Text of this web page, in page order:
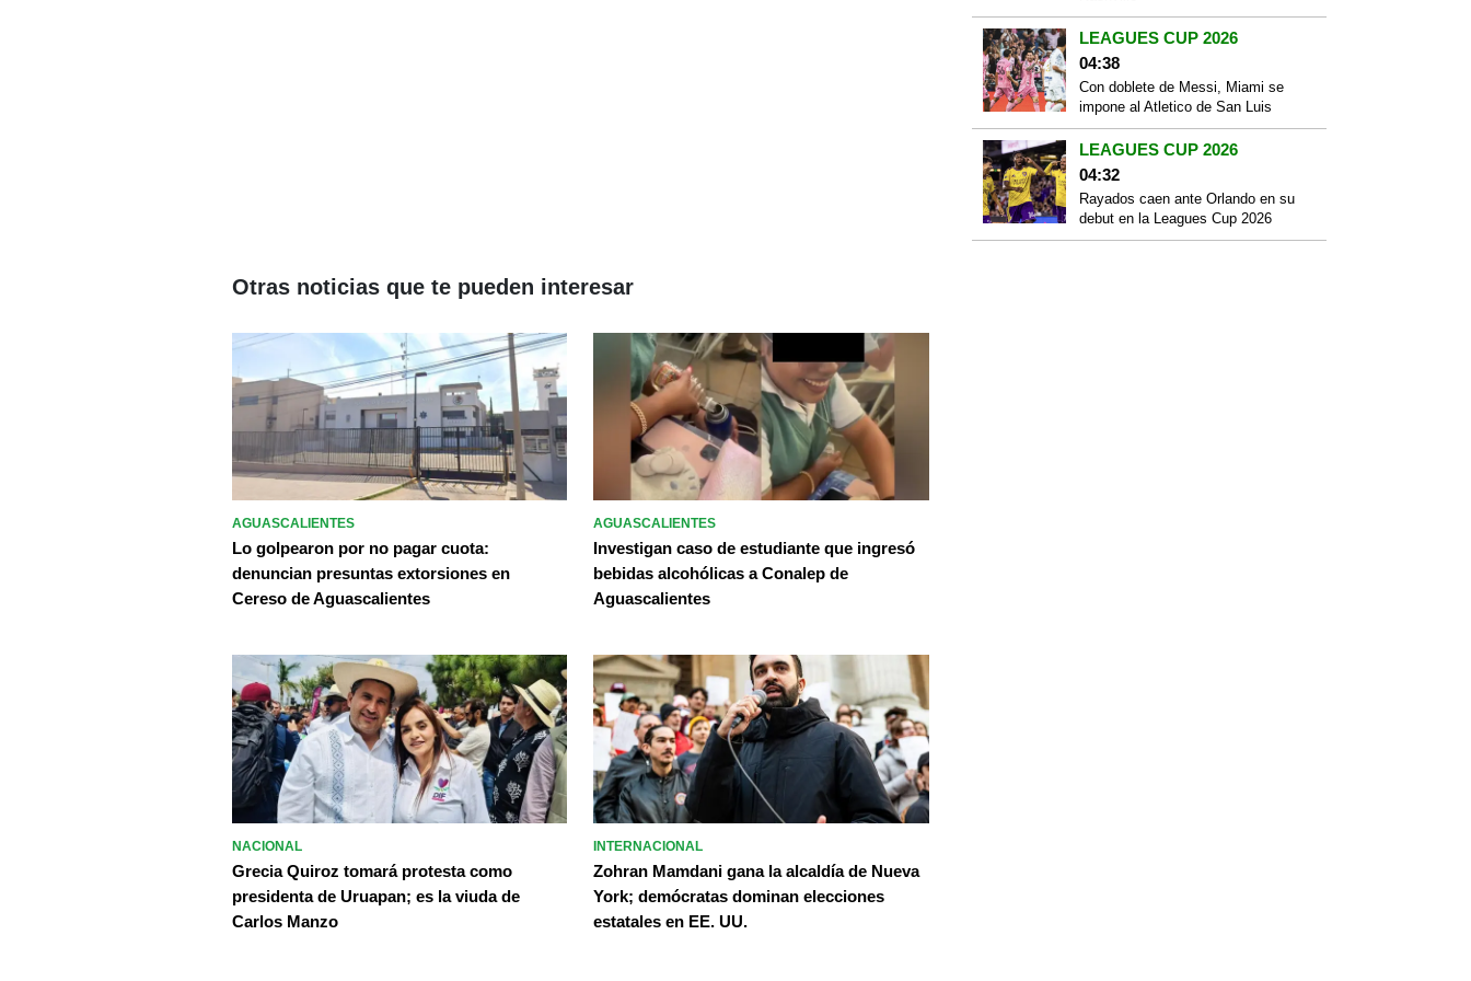
LEAGUES CUP 2026
04:38
Con doblete de Messi, Miami se
impone al Atletico de San Luis
LEAGUES CUP 2026
04:32
Rayados caen ante Orlando en su
debut en la Leagues Cup 2026
Otras noticias que te pueden interesar
AGUASCALIENTES
Lo golpearon por no pagar cuota:
denuncian presuntas extorsiones en
Cereso de Aguascalientes
AGUASCALIENTES
Investigan caso de estudiante que ingresó
bebidas alcohólicas a Conalep de
Aguascalientes
NACIONAL
Grecia Quiroz tomará protesta como
presidenta de Uruapan; es la viuda de
Carlos Manzo
INTERNACIONAL
Zohran Mamdani gana la alcaldía de Nueva
York; demócratas dominan elecciones
estatales en EE. UU.